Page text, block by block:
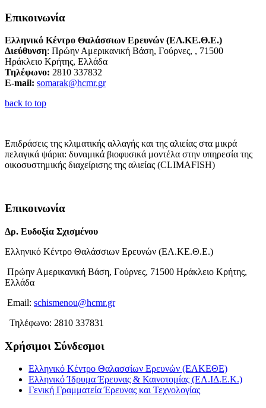
Επικοινωνία
Ελληνικό Κέντρο Θαλάσσιων Ερευνών (ΕΛ.ΚΕ.Θ.Ε.)
Διεύθυνση: Πρώην Αμερικανική Βάση, Γούρνες, , 71500
Ηράκλειο Κρήτης, Ελλάδα
Τηλέφωνο: 2810 337832
E-mail: somarak@hcmr.gr
back to top
Επιδράσεις της κλιματικής αλλαγής και της αλιείας στα μικρά
πελαγικά ψάρια: δυναμικά βιοφυσικά μοντέλα στην υπηρεσία της
οικοσυστημικής διαχείρισης της αλιείας (CLIMAFISH)
Επικοινωνία
Δρ. Ευδοξία Σχισμένου
Ελληνικό Κέντρο Θαλάσσιων Ερευνών (ΕΛ.ΚΕ.Θ.Ε.)
Πρώην Αμερικανική Βάση, Γούρνες, 71500 Ηράκλειο Κρήτης,
Ελλάδα
Email: schismenou@hcmr.gr
Τηλέφωνο: 2810 337831
Χρήσιμοι Σύνδεσμοι
Ελληνικό Κέντρο Θαλασσίων Ερευνών (ΕΛΚΕΘΕ)
Ελληνικό Ίδρυμα Έρευνας & Καινοτομίας (ΕΛ.ΙΔ.Ε.Κ.)
Γενική Γραμματεία Έρευνας και Τεχνολογίας